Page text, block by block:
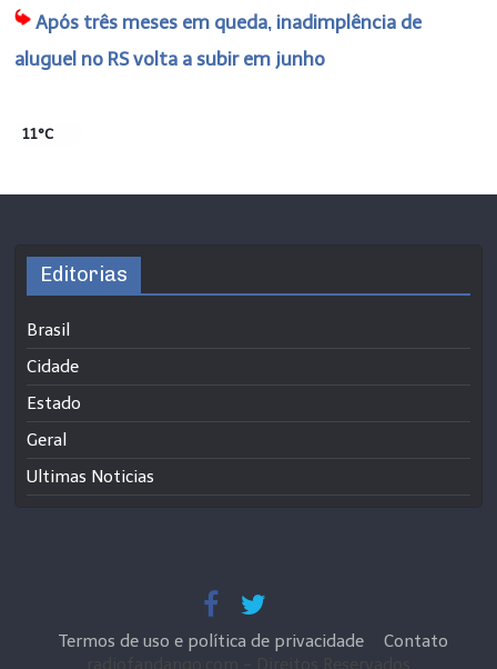
Após três meses em queda, inadimplência de
aluguel no RS volta a subir em junho
11°C
Editorias
Brasil
Cidade
Estado
Geral
Ultimas Noticias
Termos de uso e política de privacidade
Contato